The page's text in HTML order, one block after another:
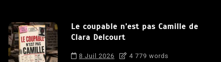
Le coupable n’est pas Camille de
Clara Delcourt
8 Juil 2026 4 779 words